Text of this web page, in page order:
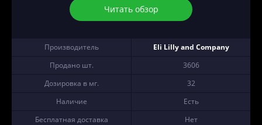
Читать обзор
Производитель
Eli Lilly and Company
Продано шт.
3606
Дозировка в мг.
32
Наличие
Есть
Бесплатная доставка
Нет